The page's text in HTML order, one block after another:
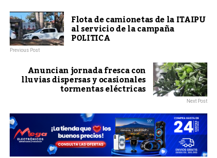
Flota de camionetas de la ITAIPU
al servicio de la campaña
POLITICA
Previous Post
Anuncian jornada fresca con
lluvias dispersas y ocasionales
tormentas eléctricas
Next Post